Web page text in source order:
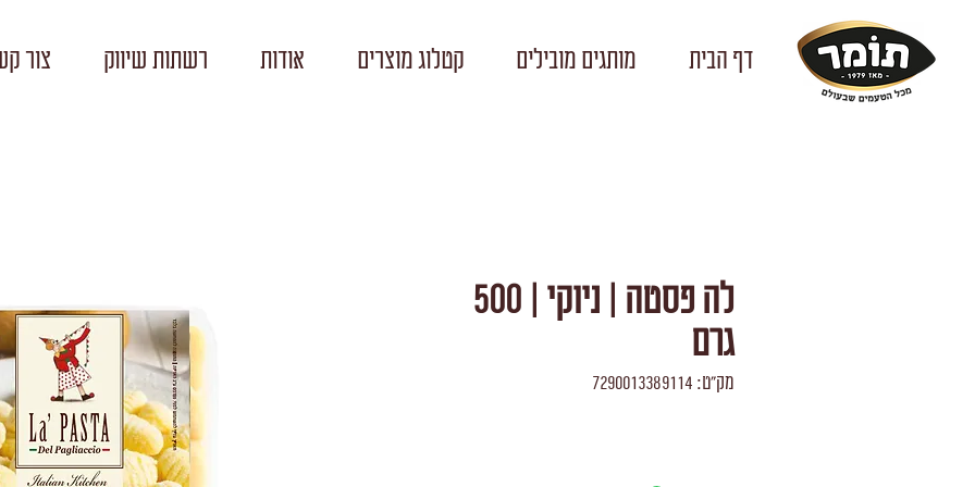
דף הבית מותגים מובילים קטלוג מוצרים אודות רשתות שיווק צור
לה פסטה | ניוקי | 500
גרם
מק"ט: 7290013389114